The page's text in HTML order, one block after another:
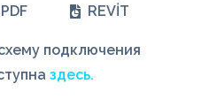
PDF REVİT
подключения
здесь.